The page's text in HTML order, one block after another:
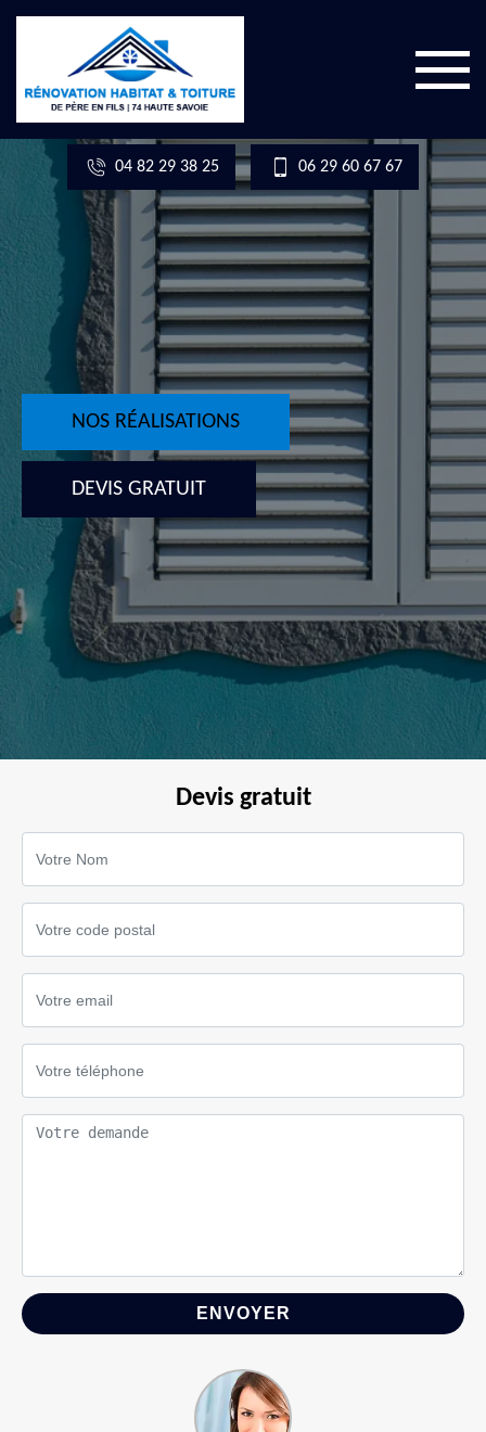
04 82 29 38 25 06 29 60 67 67
NOS RÉALISATIONS
DEVIS GRATUIT
Devis gratuit